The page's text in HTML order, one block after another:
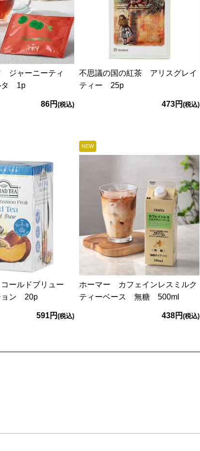
ジャーニーティ
タ 1p
86円 (税込)
不思議の国の紅茶 アリスグレイ
ティー 25p
473円 (税込)
ールドブリュー
ョン 20p
591円 (税込)
NEW
ホーマー カフェインレスミルク
ティーベース 無糖 500ml
438円 (税込)